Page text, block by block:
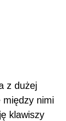
z dużej
między nimi
klawiszy